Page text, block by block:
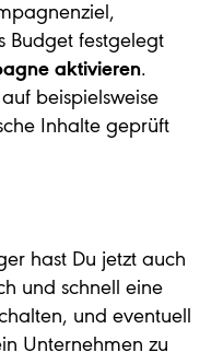
Budget festgelegt
aktivieren.
beispielsweise
Inhalte geprüft
hast Du jetzt auch
und schnell eine
und eventuell
Unternehmen zu